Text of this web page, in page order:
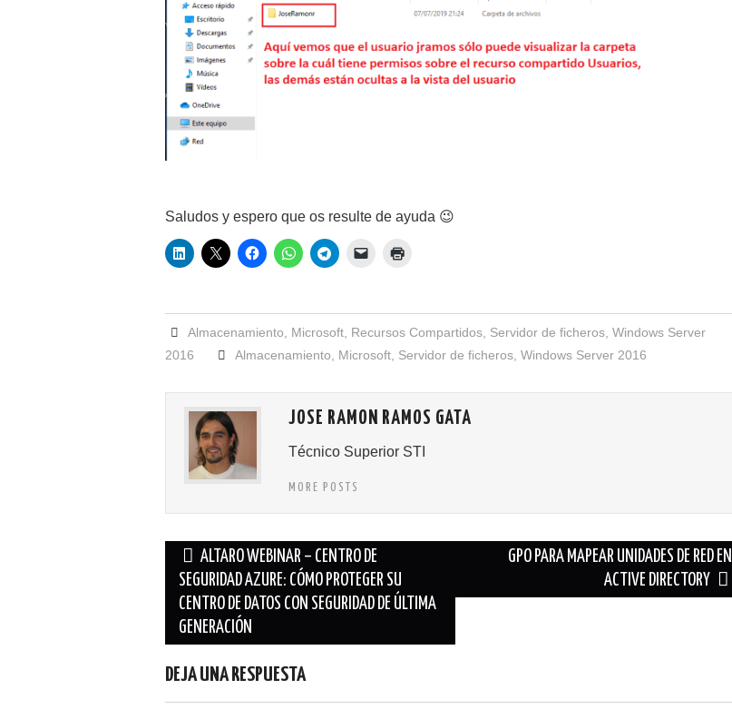
Saludos y espero que os resulte de ayuda 😉
Almacenamiento Microsoft Recursos Compartidos Servidor de ficheros ,Windows Server
2016
Almacenamiento Microsoft Servidor de ficheros ,Windows Server 2016
JOSE RAMON RAMOS GATA
Técnico Superior STI
MORE POSTS
Navegación
de
entradas
ALTARO WEBINAR – CENTRO DE
SEGURIDAD AZURE: CÓMO PROTEGER SU
CENTRO DE DATOS CON SEGURIDAD DE ÚLTIMA
GENERACIÓN
GPO PARA MAPEAR UNIDADES DE RED EN
ACTIVE DIRECTORY
DEJA UNA RESPUESTA